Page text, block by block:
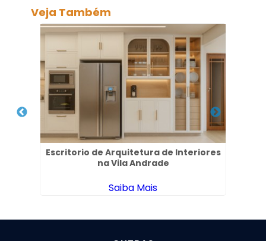
Veja Também
Escritorio de Arquitetura de Interiores
na Vila Andrade
Saiba Mais